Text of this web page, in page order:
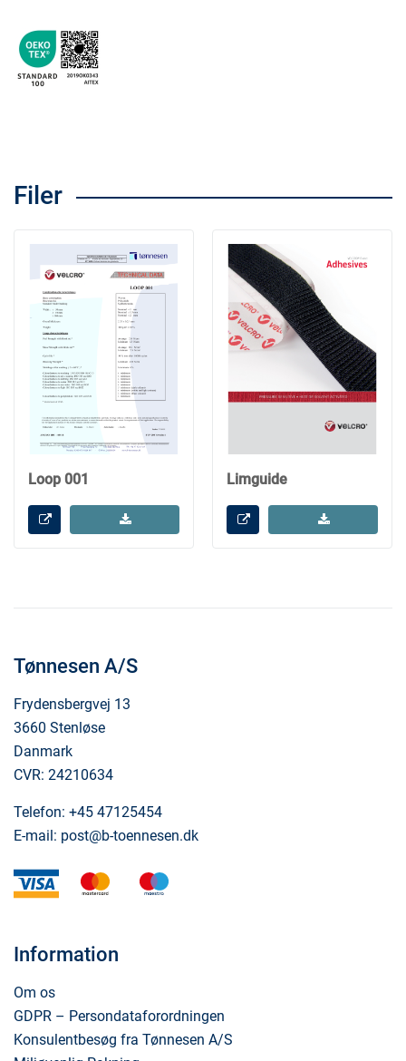
Filer
Loop 001 Limguide
Tønnesen A/S
Frydensbergvej 13
3660 Stenløse
Danmark
CVR: 24210634
Telefon: +45 47125454
E-mail: post@b-toennesen.dk
visa mastercard
Information
Om os
GDPR – Persondataforordningen
Konsulentbesøg fra Tønnesen A/S